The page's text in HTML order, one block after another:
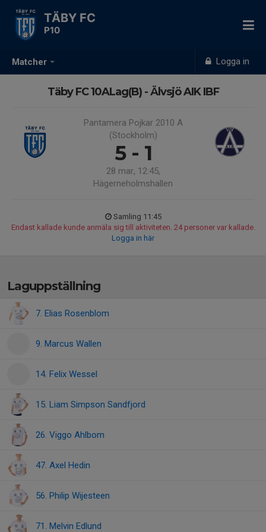
Matcher Logga in
TÄBY FC
P10
Täby FC 10ALag(B) - Älvsjö AIK IBF
Pantamera Pojkar 2010 A
(Stockholm)
5 - 1
28 mar, 12:45,
Hägerneholmshallen
Samling 11:45
Endast kallade kunde anmäla sig till aktiviteten. 24 personer var kallade.
Logga in här
Laguppställning
7. Elias Rosenblom
9. Marcus Wallen
14. Felix Wessel
15. Liam Simpson Sandfjord
26. Viggo Ahlbom
47. Axel Hedin
56. Philip Wijesteen
71. Melvin Edlund